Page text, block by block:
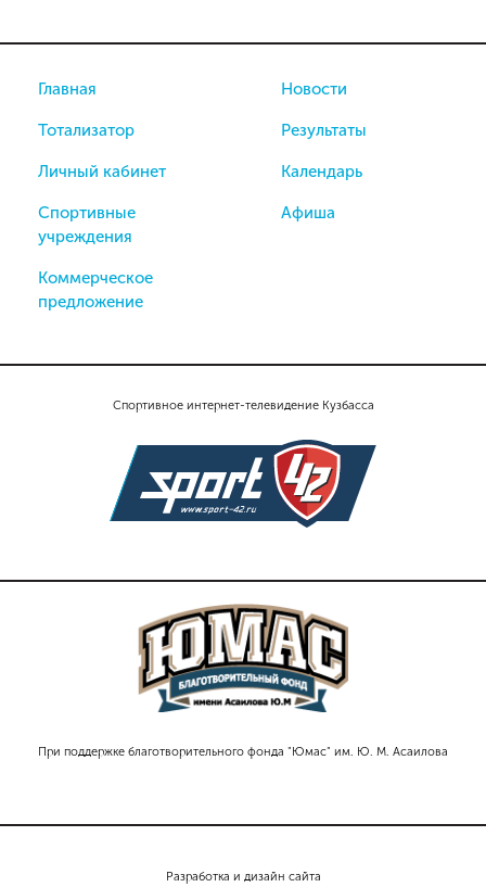
Спортивное интернет-телевидение Кузбасса
При поддержке благотворительного фонда "Юмас" им. Ю. М. Асаилова
Главная
Тотализатор
Личный кабинет
Спортивные
учреждения
Коммерческое
предложение
Новости
Результаты
Календарь
Афиша
Разработка и дизайн сайта